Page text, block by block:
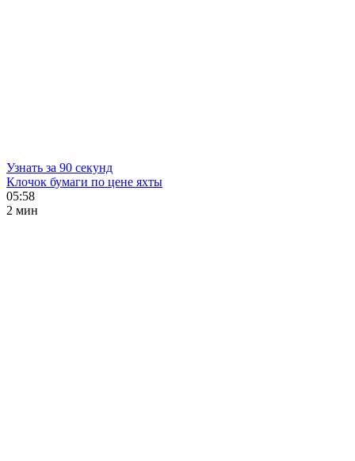
Узнать за 90 секунд
Клочок бумаги по цене яхты
05:58
2 мин